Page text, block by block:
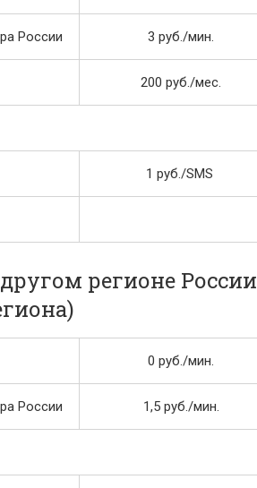
России 3 руб./мин.
200 руб./мес.
1 руб./SMS
регионе России
0 руб./мин.
России 1,5 руб./мин.